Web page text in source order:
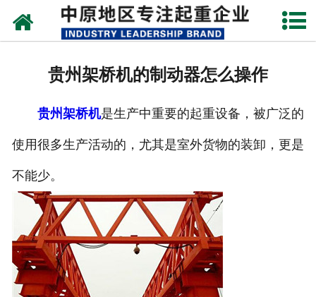
网站首页
企业视频
成功案例
联系我们
贵州架桥机的制动器怎么操作
贵州架桥机是生产中重要的起重设备，被广泛的
使用很多生产活动的，尤其是室外货物的装卸，更是
不能少。